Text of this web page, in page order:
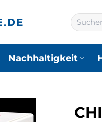
Suchen
nach:
Nachhaltigkeit